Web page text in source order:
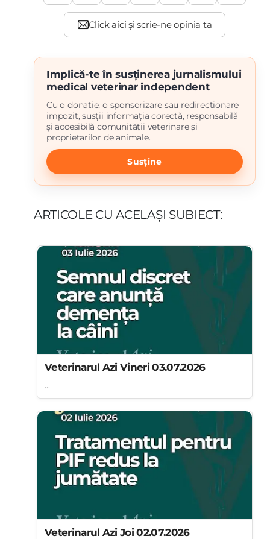
Implică-te în susținerea jurnalismului
medical veterinar independent
Cu o donație, o sponsorizare sau redirecționare
impozit, susții informația corectă, responsabilă
și accesibilă comunității veterinare și
proprietarilor de animale.
Susține
ARTICOLE CU ACELAȘI SUBIECT:
Veterinarul Azi Vineri 03.07.2026
...
Veterinarul Azi Joi 02.07.2026